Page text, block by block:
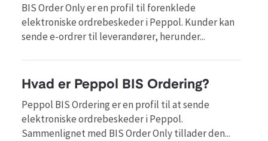
BIS Order Only er en profil til forenklede
elektroniske ordrebeskeder i Peppol. Kunder kan
sende e-ordrer til leverandører, herunder...
Hvad er Peppol BIS Ordering?
Peppol BIS Ordering er en profil til at sende
elektroniske ordrebeskeder i Peppol.
Sammenlignet med BIS Order Only tillader den...